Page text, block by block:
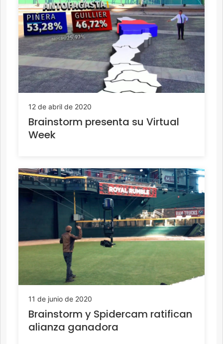
12 de abril de 2020
Brainstorm presenta su Virtual
Week
11 de junio de 2020
Brainstorm y Spidercam ratifican
alianza ganadora